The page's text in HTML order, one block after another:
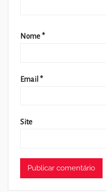
Nome *
Email *
Site